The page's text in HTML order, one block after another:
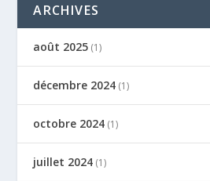
ARCHIVES
août 2025 (1)
décembre 2024 (1)
octobre 2024 (1)
juillet 2024 (1)